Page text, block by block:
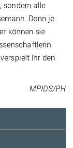
sondern alle
Denn je
können sie
Ihr den
MPIDS/PH